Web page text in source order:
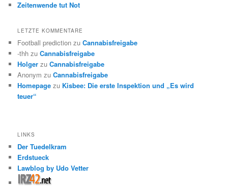
Zeitenwende tut Not
LETZTE KOMMENTARE
Football prediction zuCannabisfreigabe
-thh zuCannabisfreigabe
Holger zuCannabisfreigabe
Anonym zuCannabisfreigabe
Homepage zu Kisbee: Die erste Inspektion und „Es wird
teuer“
LINKS
Der Tuedelkram
Erdstueck
Lawblog by Udo Vetter